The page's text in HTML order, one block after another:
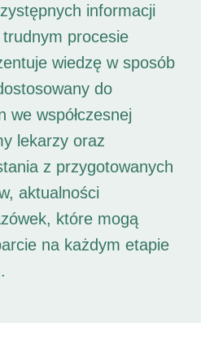
informacji
procesie
wiedzę w sposób
do
we współczesnej
lekarzy oraz
z przygotowanych
aktualności
które mogą
na każdym etapie